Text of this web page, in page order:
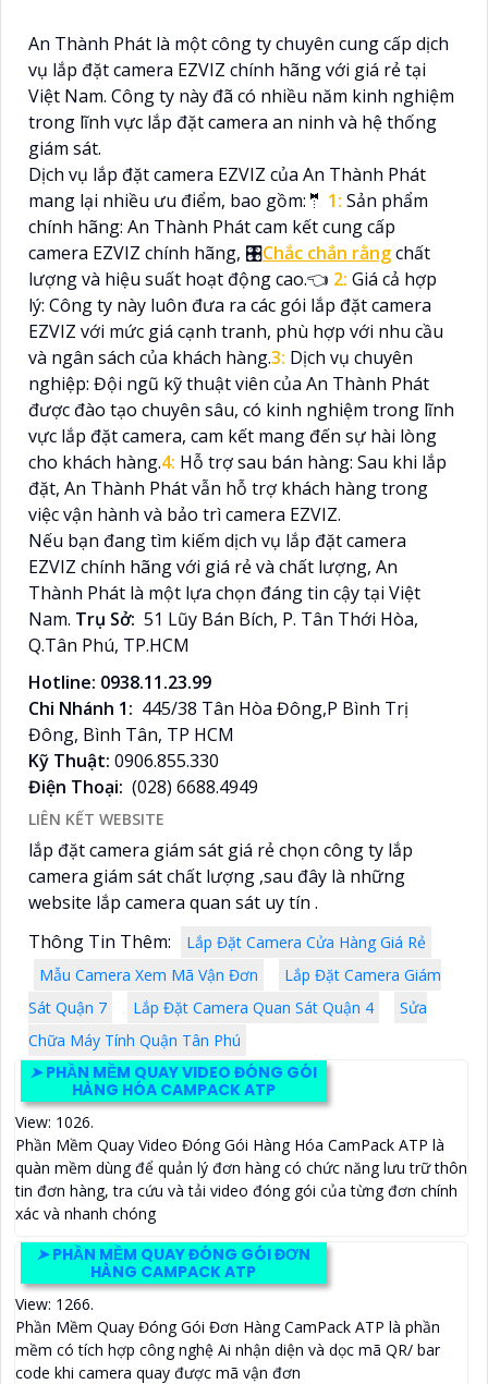
An Thành Phát là một công ty chuyên cung cấp dịch
vụ lắp đặt camera EZVIZ chính hãng với giá rẻ tại
Việt Nam. Công ty này đã có nhiều năm kinh nghiệm
trong lĩnh vực lắp đặt camera an ninh và hệ thống
giám sát.
Dịch vụ lắp đặt camera EZVIZ của An Thành Phát
mang lại nhiều ưu điểm, bao gồm:🤵 1: Sản phẩm
chính hãng: An Thành Phát cam kết cung cấp
camera EZVIZ chính hãng, 🎛Chắc chắn rằngchất
lượng và hiệu suất hoạt động cao.👈 2: Giá cả hợp
lý: Công ty này luôn đưa ra các gói lắp đặt camera
EZVIZ với mức giá cạnh tranh, phù hợp với nhu cầu
và ngân sách của khách hàng.3: Dịch vụ chuyên
nghiệp: Đội ngũ kỹ thuật viên của An Thành Phát
được đào tạo chuyên sâu, có kinh nghiệm trong lĩnh
vực lắp đặt camera, cam kết mang đến sự hài lòng
cho khách hàng.4: Hỗ trợ sau bán hàng: Sau khi lắp
đặt, An Thành Phát vẫn hỗ trợ khách hàng trong
việc vận hành và bảo trì camera EZVIZ.
Nếu bạn đang tìm kiếm dịch vụ lắp đặt camera
EZVIZ chính hãng với giá rẻ và chất lượng, An
Thành Phát là một lựa chọn đáng tin cậy tại Việt
Nam. Trụ Sở: 51 Lũy Bán Bích, P. Tân Thới Hòa,
Q.Tân Phú, TP.HCM
Hotline: 0938.11.23.99
Chi Nhánh 1: 445/38 Tân Hòa Đông,P Bình Trị
Đông, Bình Tân, TP HCM
Kỹ Thuật: 0906.855.330
Điện Thoại: (028) 6688.4949
LIÊN KẾT WEBSITE
lắp đặt camera giám sát giá rẻ chọn công ty lắp
camera giám sát chất lượng ,sau đây là những
website lắp camera quan sát uy tín .
Thông Tin Thêm:
Lắp Đặt Camera Cửa Hàng Giá Rẻ
Mẫu Camera Xem Mã Vận Đơn
Lắp Đặt Camera Giám
Sát Quận 7
Lắp Đặt Camera Quan Sát Quận 4
Sửa
Chữa Máy Tính Quận Tân Phú
➤PHẦN MỀM QUAY VIDEO ĐÓNG GÓI
HÀNG HÓA CAMPACK ATP
View: 1026.
Phần Mềm Quay Video Đóng Gói Hàng Hóa CamPack ATP là
quàn mềm dùng để quản lý đơn hàng có chức năng lưu trữ thôn
tin đơn hàng, tra cứu và tải video đóng gói của từng đơn chính
xác và nhanh chóng
➤PHẦN MỀM QUAY ĐÓNG GÓI ĐƠN
HÀNG CAMPACK ATP
View: 1266.
Phần Mềm Quay Đóng Gói Đơn Hàng CamPack ATP là phần
mềm có tích hợp công nghệ Ai nhận diện và dọc mã QR/ bar
code khi camera quay được mã vận đơn